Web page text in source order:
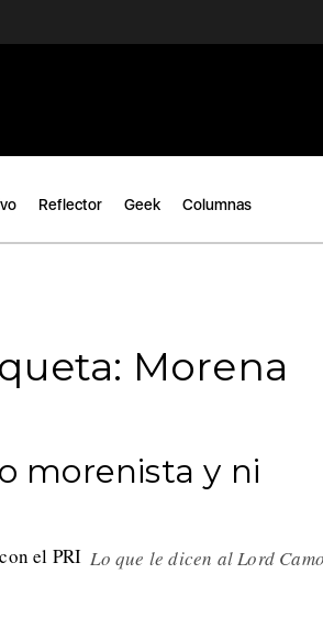
Reflector Geek Columnas
Morena
morenista y ni
Lo que le dicen al Lord